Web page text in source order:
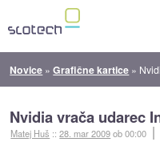
Novice »Grafične kartice »
Nvidia vrača udarec
Matej Huš ::28. mar 2009ob 00:00